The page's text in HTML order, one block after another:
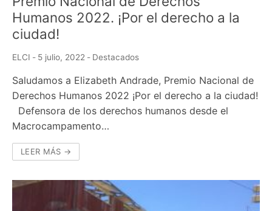
Humanos 2022. ¡Por el derecho a la
ciudad!
ELCI - 5 julio, 2022 - Destacados
Saludamos a Elizabeth Andrade, Premio Nacional de
Derechos Humanos 2022 ¡Por el derecho a la ciudad!
Defensora de los derechos humanos desde el
Macrocampamento…
LEER MÁS →